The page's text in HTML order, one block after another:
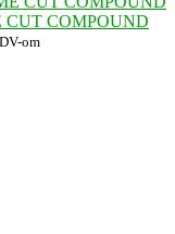
CUT COMPOUND
om